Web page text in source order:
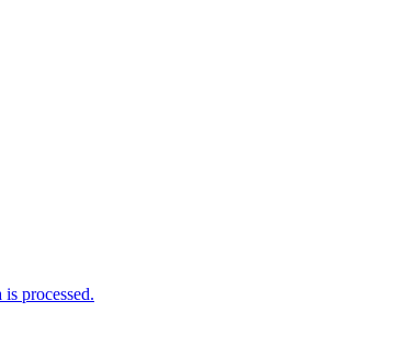
processed.